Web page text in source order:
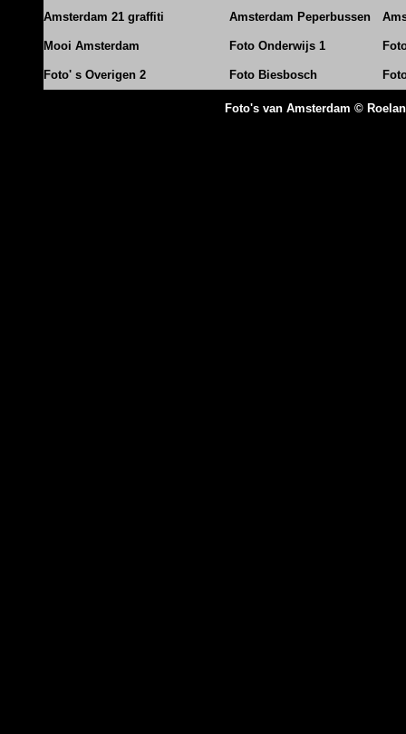
Amsterdam 21 graffiti Amsterdam Peperbussen
Mooi Amsterdam Foto Onderwijs 1
Foto' s Overigen 2 Foto Biesbosch
Foto's van Amsterdam ©